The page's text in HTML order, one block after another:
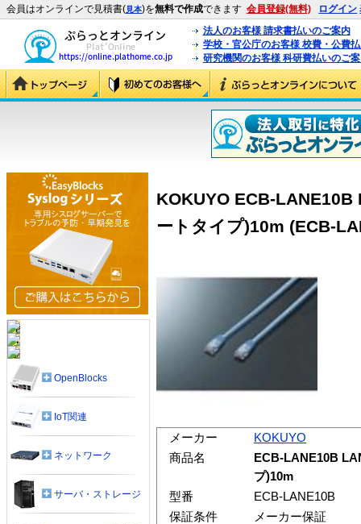
会員はオンラインで見積書(見本)を無料で作成できます 会員登録(無料) ログイン
法人のお客様 請求書払いのご案内
学校・官公庁のお客様 校費・公費
研究機関のお客様 科研費払いのご
KOKUYO ECB-
ートタイプ)10m (ECB-
メーカー
KOKUYO
商品名
ECB-LANE10B
プ)10m
型番
ECB-LANE10B
保証条件
メーカー保証
OpenBlocks
IoT関連
ネットワーク
サーバ・ストレージ